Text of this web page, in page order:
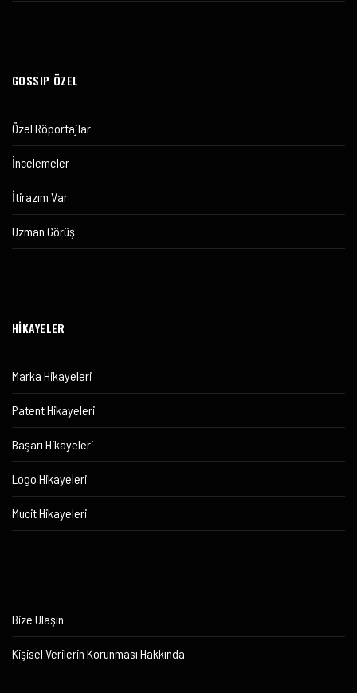
GOSSIP ÖZEL
Özel Röportajlar
İncelemeler
İtirazım Var
Uzman Görüş
HİKAYELER
Marka Hikayeleri
Patent Hikayeleri
Başarı Hikayeleri
Logo Hikayeleri
Mucit Hikayeleri
Bize Ulaşın
Kişisel Verilerin Korunması Hakkında